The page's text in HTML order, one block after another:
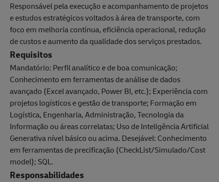
Responsável pela execução e acompanhamento de projetos
e estudos estratégicos voltados à área de transporte, com
foco em melhoria contínua, eficiência operacional, redução
de custos e aumento da qualidade dos serviços prestados.
Requisitos
Mandatório: Perfil analítico e de boa comunicação;
Conhecimento em ferramentas de análise de dados
avançado (Excel avançado, Power BI, etc.); Experiência com
projetos logísticos e gestão de transporte; Formação em
Logística, Engenharia, Administração, Tecnologia da
Informação ou áreas correlatas; Uso de Inteligência Artificial
Generativa nível básico ou acima. Desejável: Conhecimento
em ferramentas de precificação (CheckList/Simulado/Cost
model); SQL.
Responsabilidades